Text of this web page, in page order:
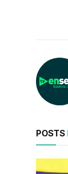
POSTS